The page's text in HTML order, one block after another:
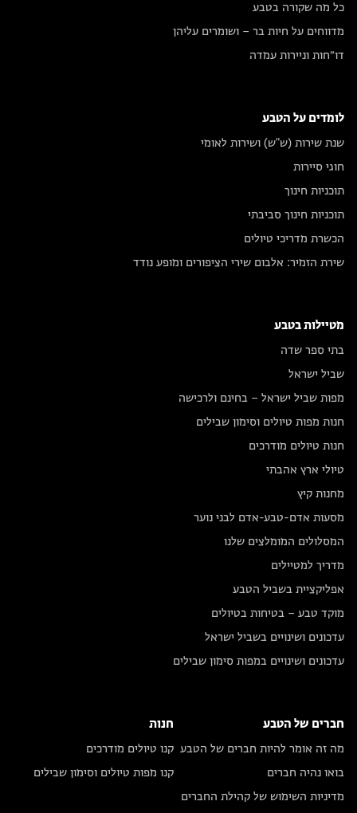
כל מה שקורה בטבע
מדווחים על חיות בר – ושומרים עליהן
דו״חות וניירות עמדה
לומדים על הטבע
שנת שירות (ש"ש) ושירות לאומי
חוגי סיירות
תוכניות חינוך
תוכניות חינוך סביבתי
הכשרת מדריכי טיולים
שירת הזמיר: אלבום שירי הציפורים ומופע נודד
מטיילות בטבע
בתי ספר שדה
שביל ישראל
מפות שביל ישראל – בחינם ולרכישה
חנות מפות טיולים וסימון שבילים
חנות טיולים מודרכים
טיולי ארץ אהבתי
מחנות קיץ
מסעות אדם-טבע-אדם לבני נוער
המסלולים המומלצים שלנו
מדריך למטיילים
אפליקציית בשביל הטבע
מוקד טבע – בטיחות בטיולים
עדכונים ושינויים בשביל ישראל
עדכונים ושינויים במפות סימון שבילים
חברים של הטבע
מה זה אומר להיות חברים של הטבע
בואו נהיה חברים
מדיניות השימוש של קהילת החברים
חנות
קנו טיולים מודרכים
קנו מפות טיולים וסימון שבילים